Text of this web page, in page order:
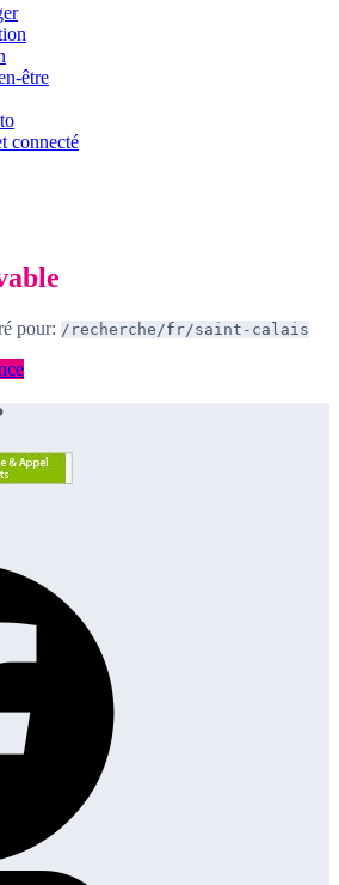
être
connecté
pour: /recherche/fr/saint-calais